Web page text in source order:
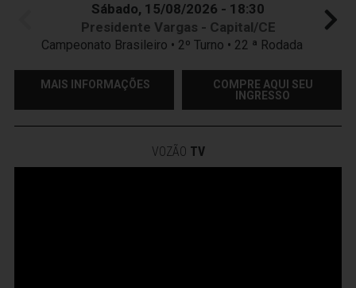
Sábado, 15/08/2026 - 18:30
Presidente Vargas - Capital/CE
Campeonato Brasileiro • 2º Turno • 22 ª Rodada
MAIS INFORMAÇÕES
COMPRE AQUI SEU
INGRESSO
VOZÃO TV